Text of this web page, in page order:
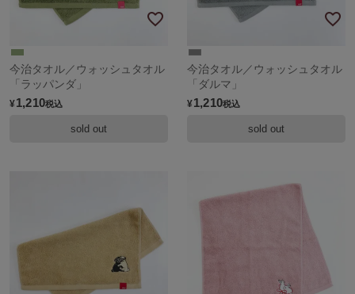
今治タオル／ウォッシュタオル
「ラッパンダ」
¥1,210税込
sold out
今治タオル／ウォッシュタオル
「ダルマ」
¥1,210税込
sold out